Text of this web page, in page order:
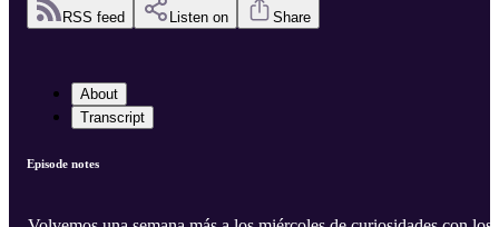
RSS feed Listen on Share
About
Transcript
Episode notes